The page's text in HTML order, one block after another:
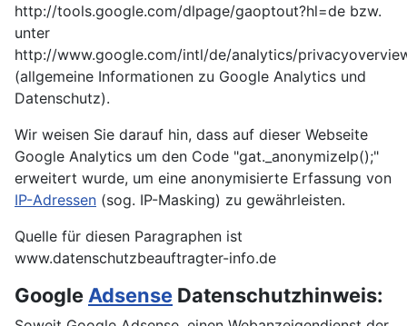
http://tools.google.com/dlpage/gaoptout?hl=de bzw.
unter
http://www.google.com/intl/de/analytics/
(allgemeine Informationen zu Google Analytics und
Datenschutz).
Wir weisen Sie darauf hin, dass auf dieser Webseite
Google Analytics um den Code "gat._anonymizeIp();"
erweitert wurde, um eine anonymisierte Erfassung von
IP-Adressen (sog. IP-Masking) zu gewährleisten.
Quelle für diesen Paragraphen ist
www.datenschutzbeauftragter-info.de
GoogleAdsense Datenschutzhinweis: